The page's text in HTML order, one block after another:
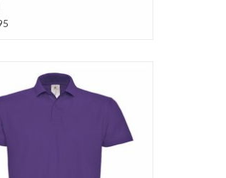
Poloshirt verkrijgbaar in maar liefst
kleuren in de maten S t/m 4XL !
katoen (180 gr. p/m)
Ton-sur-ton knoopsluiting.
AAN WINKELWAGEN